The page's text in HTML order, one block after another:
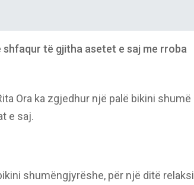
shfaqur të gjitha asetet e saj me rroba
Ora ka zgjedhur një palë bikini shumë
e saj.
shumëngjyrëshe, për një ditë relaksi